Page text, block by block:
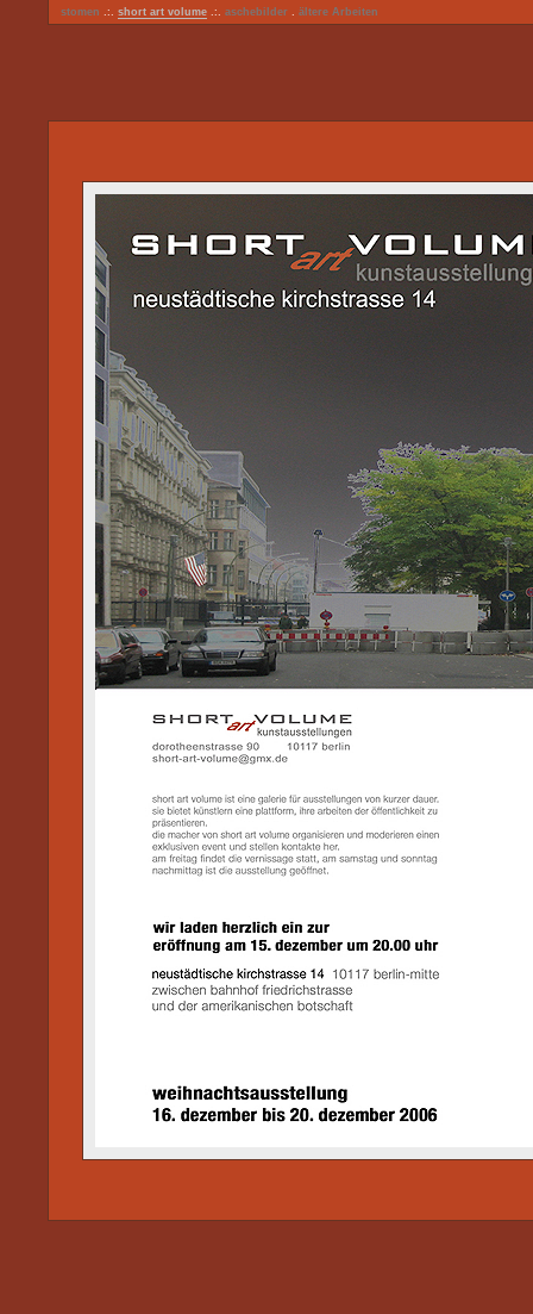
stomen .:. short art volume .:. aschebilder . ältere Arbeiten